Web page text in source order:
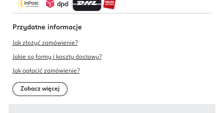
Przydatne informacje
Jak złożyć zamówienie?
Jakie są formy i koszty dostawy?
Jak opłacić zamówienie?
Zobacz więcej